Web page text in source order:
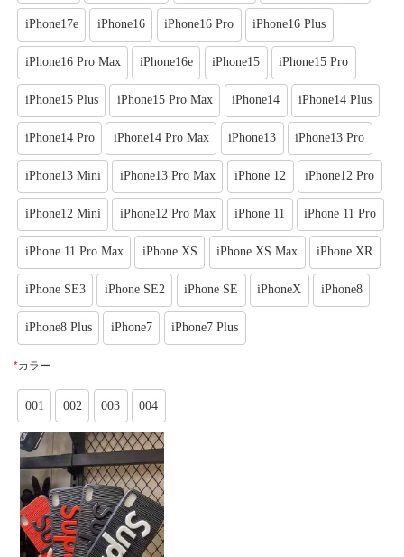
iPhone17e iPhone16 iPhone16 Pro iPhone16 Plus
iPhone16 Pro Max iPhone16e iPhone15 iPhone15 Pro
iPhone15 Plus iPhone15 Pro Max iPhone14 iPhone14 Plus
iPhone14 Pro iPhone14 Pro Max iPhone13 iPhone13 Pro
iPhone13 Mini iPhone13 Pro Max iPhone 12 iPhone12 Pro
iPhone12 Mini iPhone12 Pro Max iPhone 11 iPhone 11 Pro
iPhone 11 Pro Max iPhone XS iPhone XS Max iPhone XR
iPhone SE3 iPhone SE2 iPhone SE iPhoneX iPhone8
iPhone8 Plus iPhone7 iPhone7 Plus
*カラー
001 002 003 004